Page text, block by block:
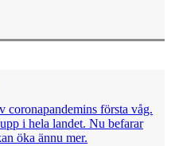
coronapandemins första våg.
i hela landet. Nu befarar
öka ännu mer.